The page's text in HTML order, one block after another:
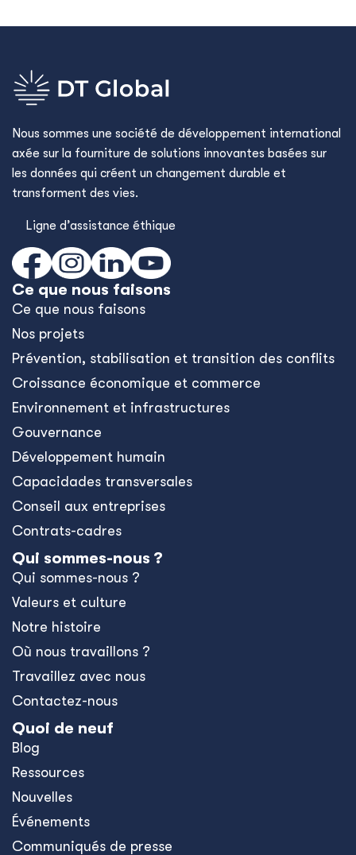
Nous sommes une société de développement international
axée sur la fourniture de solutions innovantes basées sur
les données qui créent un changement durable et
transforment des vies.
Ligne d’assistance éthique
Ce que nous faisons
Ce que nous faisons
Nos projets
Prévention, stabilisation et transition des conflits
Croissance économique et commerce
Environnement et infrastructures
Gouvernance
Développement humain
Capacidades transversales
Conseil aux entreprises
Contrats-cadres
Qui sommes-nous ?
Qui sommes-nous ?
Valeurs et culture
Notre histoire
Où nous travaillons ?
Travaillez avec nous
Contactez-nous
Quoi de neuf
Blog
Ressources
Nouvelles
Événements
Communiqués de presse